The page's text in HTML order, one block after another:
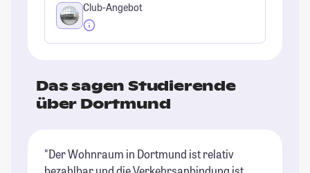
Club-Angebot
Das sagen Studierende
über Dortmund
"Der Wohnraum in Dortmund ist relativ